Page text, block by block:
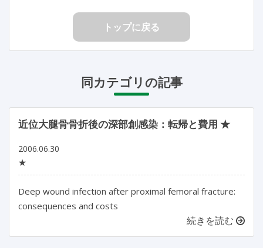
トップに戻る
同カテゴリの記事
近位大腿骨骨折後の深部創感染：転帰と費用 ★
2006.06.30
★
Deep wound infection after proximal femoral fracture:
consequences and costs
続きを読む